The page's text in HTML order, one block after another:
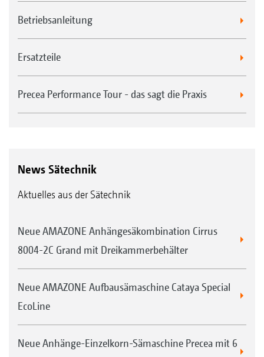
Betriebsanleitung
Ersatzteile
Precea Performance Tour - das sagt die Praxis
News Sätechnik
Aktuelles aus der Sätechnik
Neue AMAZONE Anhängesäkombination Cirrus
8004-2C Grand mit Dreikammerbehälter
Neue AMAZONE Aufbausämaschine Cataya Special
EcoLine
Neue Anhänge-Einzelkorn-Sämaschine Precea mit 6